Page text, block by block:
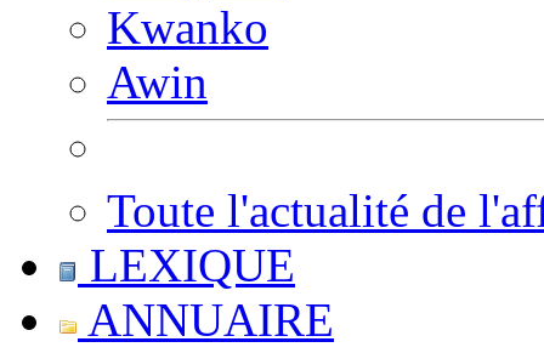
Kwanko
Awin
Toute l'actualité de
LEXIQUE
ANNUAIRE